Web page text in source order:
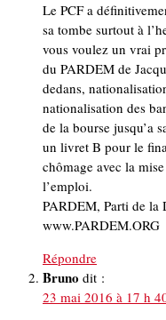
Le PCF a
sa tombe surtout à
vous voulez un vrai
du PARDEM de
dedans,
nationalisation des
de la bourse jusqu’a
un livret B pour le
chômage avec la
l’emploi.
PARDEM, Parti de
www.PARDEM.ORG
Répondre
Bruno dit :
23 mai 2016 à 17 h